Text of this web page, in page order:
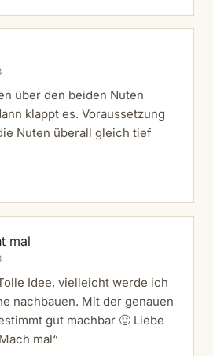
über den beiden Nuten
klappt es. Voraussetzung
Nuten überall gleich tief
mal
Idee, vielleicht werde ich
nachbauen. Mit der genauen
gut machbar 🙂 Liebe
mal“